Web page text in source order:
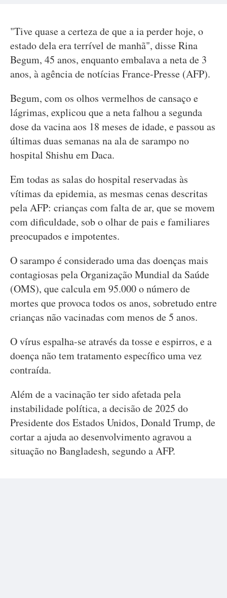
"Tive quase a certeza de que a ia perder hoje, o
estado dela era terrível de manhã", disse Rina
Begum, 45 anos, enquanto embalava a neta de 3
anos, à agência de notícias France-Presse (AFP).
Begum, com os olhos vermelhos de cansaço e
lágrimas, explicou que a neta falhou a segunda
dose da vacina aos 18 meses de idade, e passou as
últimas duas semanas na ala de sarampo no
hospital Shishu em Daca.
Em todas as salas do hospital reservadas às
vítimas da epidemia, as mesmas cenas descritas
pela AFP: crianças com falta de ar, que se movem
com dificuldade, sob o olhar de pais e familiares
preocupados e impotentes.
O sarampo é considerado uma das doenças mais
contagiosas pela Organização Mundial da Saúde
(OMS), que calcula em 95.000 o número de
mortes que provoca todos os anos, sobretudo entre
crianças não vacinadas com menos de 5 anos.
O vírus espalha-se através da tosse e espirros, e a
doença não tem tratamento específico uma vez
contraída.
Além de a vacinação ter sido afetada pela
instabilidade política, a decisão de 2025 do
Presidente dos Estados Unidos, Donald Trump, de
cortar a ajuda ao desenvolvimento agravou a
situação no Bangladesh, segundo a AFP.